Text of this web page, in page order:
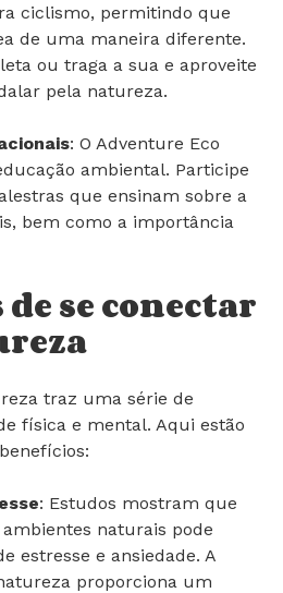
: O parque também
ciclismo, permitindo que
de uma maneira diferente.
ou traga a sua e aproveite
: O Adventure Eco
ambiental. Participe
que ensinam sobre a
bem como a importância
se conectar
traz uma série de
física e mental. Aqui estão
: Estudos mostram que
naturais pode
estresse e ansiedade. A